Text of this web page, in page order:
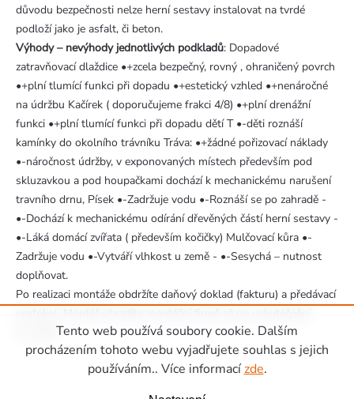
Tento web používá soubory cookie. Dalším
procházením tohoto webu vyjadřujete souhlas s jejich
používáním.. Více informacízde.
důvodu bezpečnosti nelze herní sestavy instalovat na tvrdé
podloží jako je asfalt, či beton.
Výhody – nevýhody jednotlivých podkladů: Dopadové
zatravňovací dlaždice •+zcela bezpečný, rovný , ohraničený povrch
•+plní tlumící funkci při dopadu •+estetický vzhled •+nenáročné
na údržbu Kačírek ( doporučujeme frakci 4/8) •+plní drenážní
funkci •+plní tlumící funkci při dopadu dětí T •-děti roznáší
kamínky do okolního trávníku Tráva: •+žádné pořizovací náklady
•-náročnost údržby, v exponovaných místech především pod
skluzavkou a pod houpačkami dochází k mechanickému narušení
travního drnu, Písek •-Zadržuje vodu •-Roznáší se po zahradě -
•-Dochází k mechanickému odírání dřevěných částí herní sestavy -
•-Láká domácí zvířata ( především kočičky) Mulčovací kůra •-
Zadržuje vodu •-Vytváří vlhkost u země - •-Sesychá – nutnost
doplňovat.
Po realizaci montáže obdržíte daňový doklad (fakturu) a předávací
montáže.
Zápatí